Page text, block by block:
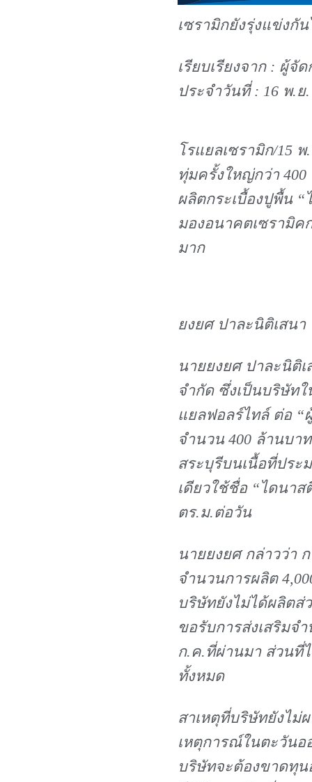
เซรามิกยังรุ่งแข่งกั
เรียบเรียงจาก : ผู้จั
ประจำวันที่ : 16 พ.ย.
โรแยลเซรามิก/15
ทุ่มครั้งใหญ่กว่า
ผลิตกระเบื้องปูพื้น “
มองอนาคตเซรามิค
มาก
ยงยศ ปาละนิติเสนา
นายยงยศ ปาละนิติ
จำกัด ซึ่งเป็นบริษัทใ
แยลฟอลร์ไทล์ ต่อ “
จำนวน 400 ล้านบา
สระบุรีบนเนื้อที่ประ
เดียวใช้ชื่อ “ไดนาส
ตร.ม.ต่อวัน
นายยงยศ กล่าวว่า
จำนวนการผลิต
บริษัทยังไม่ได้ผลิตส่
ขอรับการส่งเสริมจ
ก.ค.ที่ผ่านมา ส่วนที่
ทั้งหมด
สาเหตุที่บริษัทยังไม่
เหตุการณ์ในตะวันอ
บริษัทจะต้องขาดทุน